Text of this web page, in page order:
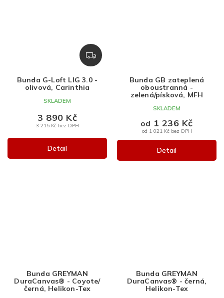
Z
D
R
Bunda G-Loft LIG 3.0 -
olivová, Carinthia
SKLADEM
3 215 Kč bez DPH
3 890 Kč
Detail
Bunda GB zateplená
oboustranná -
zelená/písková, MFH
SKLADEM
od 1 021 Kč bez DPH
od 1 236 Kč
Detail
Bunda GREYMAN
DuraCanvas® - Coyote/
černá, Helikon-Tex
Bunda GREYMAN
DuraCanvas® - černá,
Helikon-Tex